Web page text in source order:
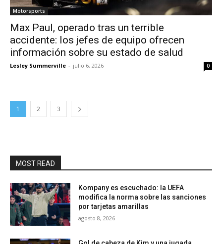
Motorsports
Max Paul, operado tras un terrible
accidente: los jefes de equipo ofrecen
información sobre su estado de salud
Lesley Summerville - julio 6, 2026 0
1 2 3
MOST READ
Kompany es escuchado: la UEFA
modifica la norma sobre las sanciones
por tarjetas amarillas
agosto 8, 2026